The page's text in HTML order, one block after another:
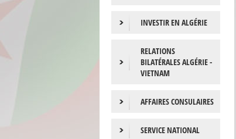
INVESTIR EN ALGÉRIE
RELATIONS
BILATÉRALES ALGÉRIE -
VIETNAM
AFFAIRES CONSULAIRES
SERVICE NATIONAL